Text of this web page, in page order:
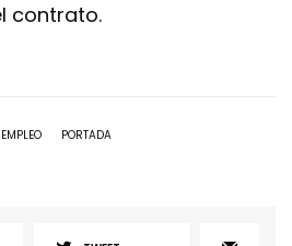
contrato.
EMPLEO PORTADA